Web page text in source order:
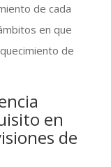
de cada
en que
de
en
de